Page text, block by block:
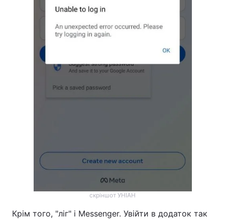
скріншот УНІАН
Крім того, "ліг" і Messenger. Увійти в додаток так